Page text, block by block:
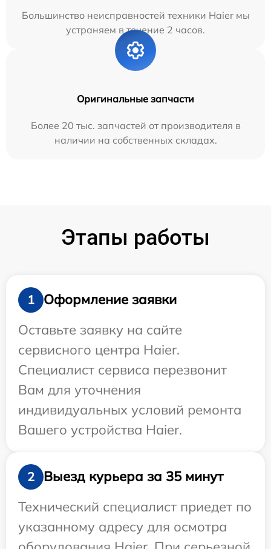
Большинство неисправностей техники Haier мы
устраняем в течение 2 часов.
Оригинальные запчасти
Более 20 тыс. запчастей от производителя в
наличии на собственных складах.
Этапы работы
1
Оформление заявки
Оставьте заявку на сайте
сервисного центра Haier.
Специалист сервиса перезвонит
Вам для уточнения
индивидуальных условий ремонта
Вашего устройства Haier.
2
Выезд курьера за 35 минут
Технический специалист приедет по
указанному адресу для осмотра